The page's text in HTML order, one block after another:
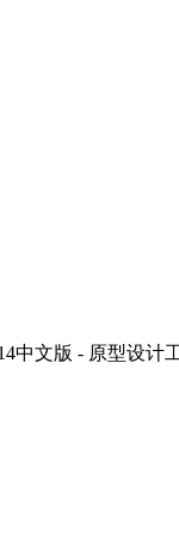
中文版 - 原型设计